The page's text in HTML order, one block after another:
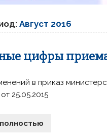
Август 2016
цифры
в приказ
25.05.2015